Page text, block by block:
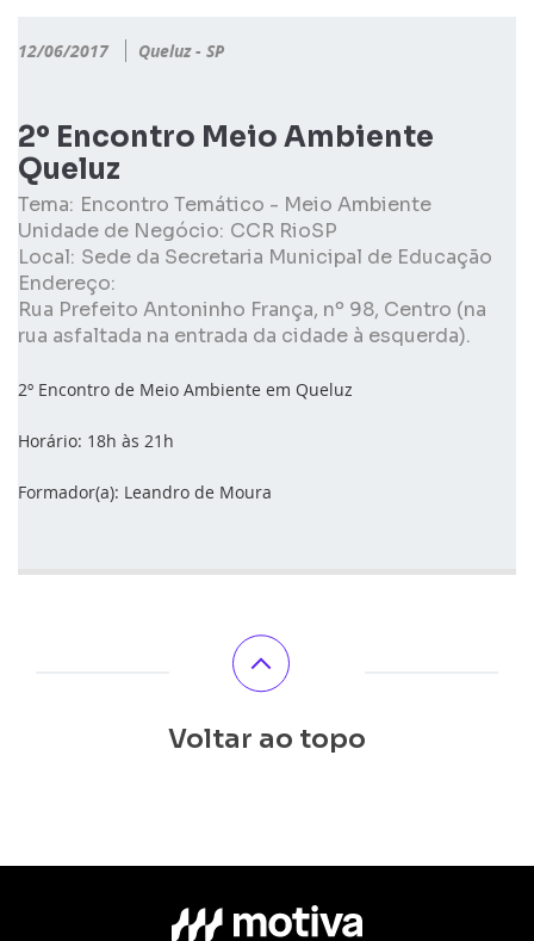
12/06/2017 Queluz - SP
2º Encontro Meio Ambiente
Queluz
Tema: Encontro Temático - Meio Ambiente
Unidade de Negócio: CCR RioSP
Local: Sede da Secretaria Municipal de Educação
Endereço:
Rua Prefeito Antoninho França, nº 98, Centro (na
rua asfaltada na entrada da cidade à esquerda).
2º Encontro de Meio Ambiente em Queluz
Horário: 18h às 21h
Formador(a): Leandro de Moura
Voltar ao topo